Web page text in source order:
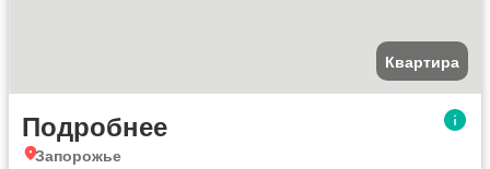
Квартира
Подробнее
Запорожье